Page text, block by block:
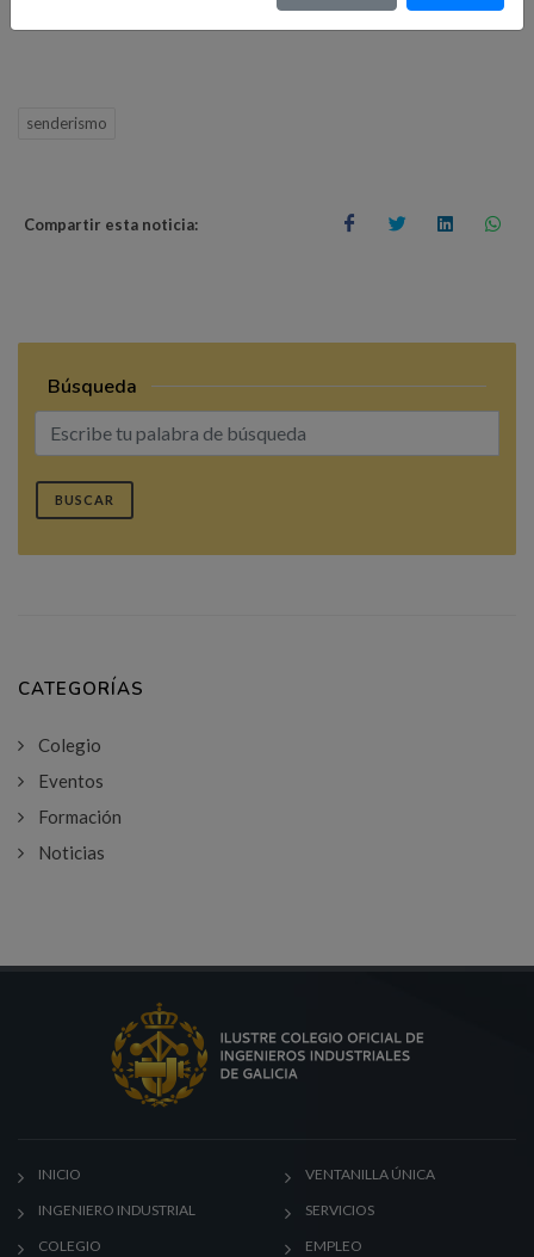
senderismo
Compartir esta noticia:
Búsqueda
BUSCAR
CATEGORÍAS
Colegio
Eventos
Formación
Noticias
INICIO
INGENIERO INDUSTRIAL
COLEGIO
VENTANILLA ÚNICA
SERVICIOS
EMPLEO